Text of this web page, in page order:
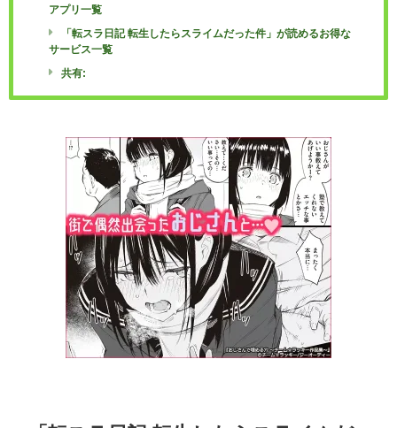
アプリ一覧
「転スラ日記 転生したらスライムだった件」が読めるお得な
サービス一覧
共有: